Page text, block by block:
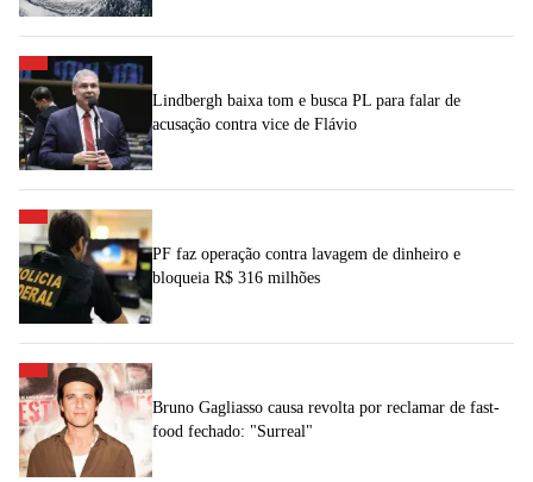
Lindbergh baixa tom e busca PL para falar de
acusação contra vice de Flávio
PF faz operação contra lavagem de dinheiro e
bloqueia R$ 316 milhões
Bruno Gagliasso causa revolta por reclamar de fast-
food fechado: "Surreal"